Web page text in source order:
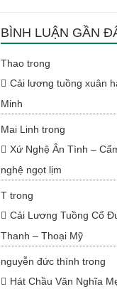
BÌNH LUẬN GẦN
Thaotrong
Cải lương tuồng xuân
Minh
Mai Linh trong
Xứ Nghệ Ân Tình –
nghệ ngọt lịm
Ttrong
Cải Lương Tuồng Cổ
Thanh – Thoại Mỹ
nguyễn đức thính trong
Hát Chầu Văn Nghĩa